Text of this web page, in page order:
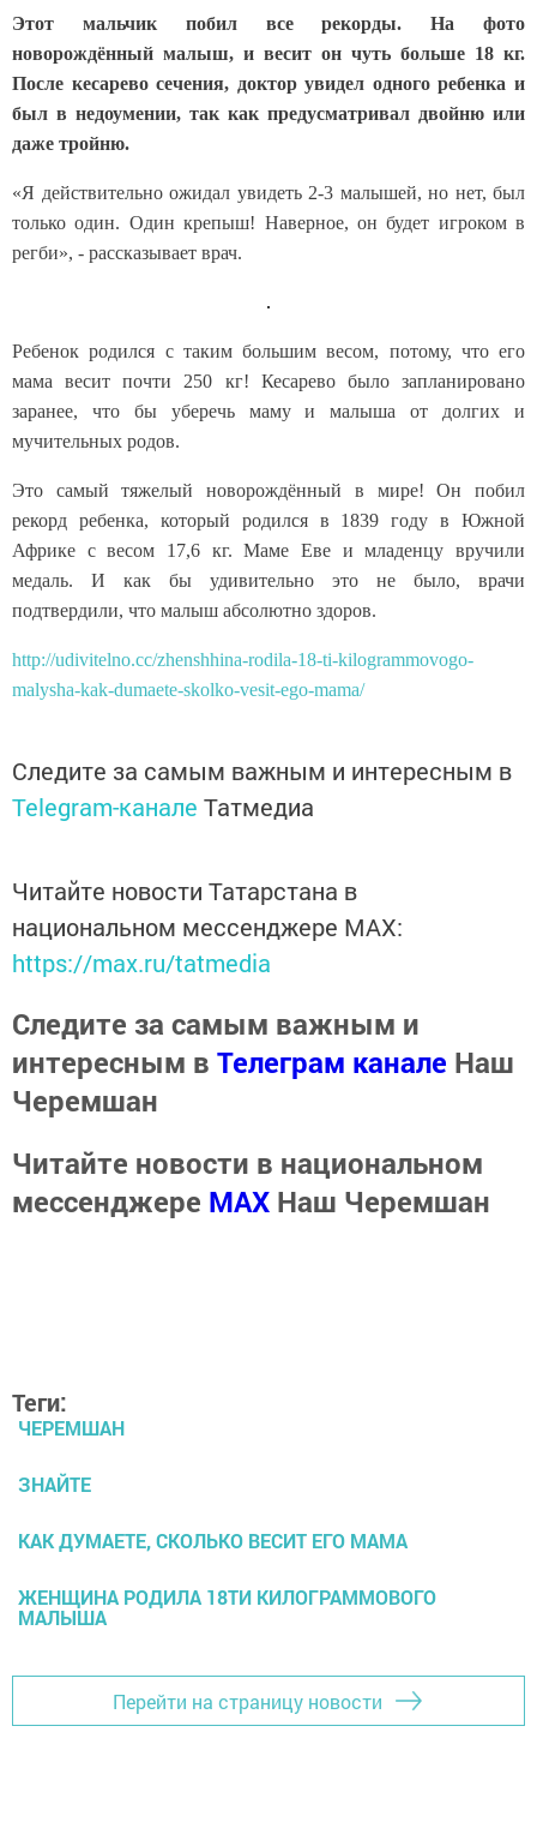
Этот мальчик побил все рекорды. На фото
новорождённый малыш, и весит он чуть больше 18 кг.
После кесарево сечения, доктор увидел одного ребенка и
был в недоумении, так как предусматривал двойню или
даже тройню.
«Я действительно ожидал увидеть 2-3 малышей, но нет, был
только один. Один крепыш! Наверное, он будет игроком в
регби», - рассказывает врач.
Ребенок родился с таким большим весом, потому, что его
мама весит почти 250 кг! Кесарево было запланировано
заранее, что бы уберечь маму и малыша от долгих и
мучительных родов.
Это самый тяжелый новорождённый в мире! Он побил
рекорд ребенка, который родился в 1839 году в Южной
Африке с весом 17,6 кг. Маме Еве и младенцу вручили
медаль. И как бы удивительно это не было, врачи
подтвердили, что малыш абсолютно здоров.
http://udivitelno.cc/zhenshhina-rodila-18-ti-kilogrammovogo-
malysha-kak-dumaete-skolko-vesit-ego-mama/
Следите за самым важным и интересным в
Telegram-канале Татмедиа
Читайте новости Татарстана в
национальном мессенджере MАХ:
https://max.ru/tatmedia
Следите за самым важным и
интересным в Телеграм канале Наш
Черемшан
Читайте новости в национальном
мессенджере MАХ Наш Черемшан
Теги:
ЧЕРЕМШАН
ЗНАЙТЕ
КАК ДУМАЕТЕ, СКОЛЬКО ВЕСИТ ЕГО МАМА
ЖЕНЩИНА РОДИЛА 18ТИ КИЛОГРАММОВОГО
МАЛЫША
Перейти на страницу новости